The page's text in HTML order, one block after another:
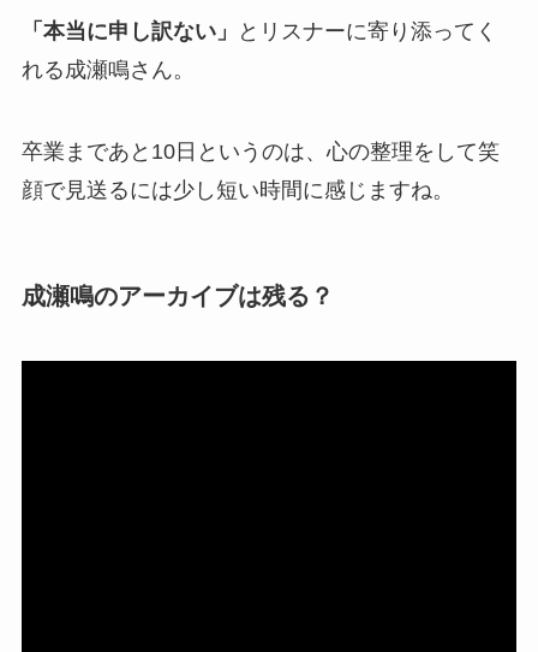
「本当に申し訳ない」
とリスナーに寄り添ってく
れる成瀬鳴さん。
卒業まであと10日というのは、心の整理をして笑
顔で見送るには少し短い時間に感じますね。
成瀬鳴のアーカイブは残る？